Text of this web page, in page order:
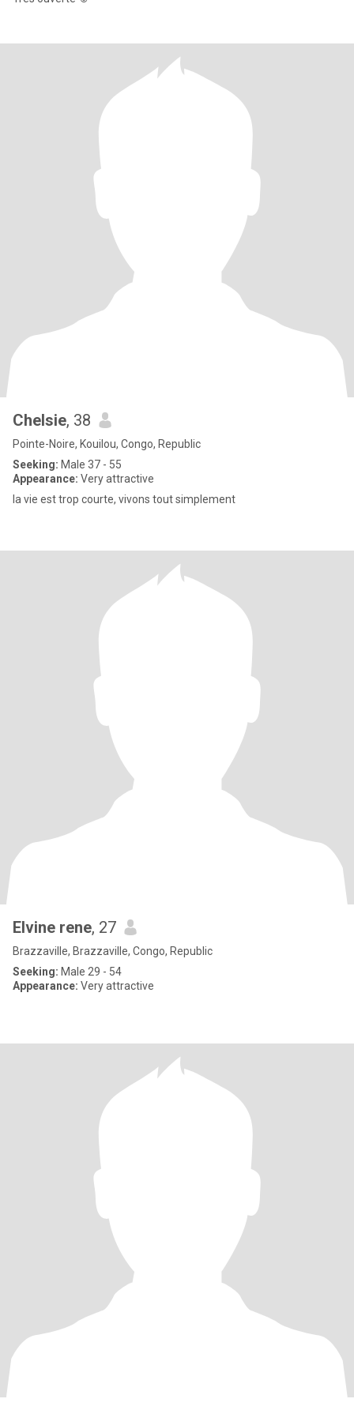
Chelsie, 38
Pointe-Noire, Kouilou, Congo, Republic
Seeking: Male 37 - 55
Appearance: Very attractive
la vie est trop courte, vivons tout simplement
Elvine rene, 27
Brazzaville, Brazzaville, Congo, Republic
Seeking: Male 29 - 54
Appearance: Very attractive